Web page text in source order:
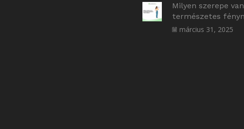
Milyen szerepe
természetes
március 31, 2025